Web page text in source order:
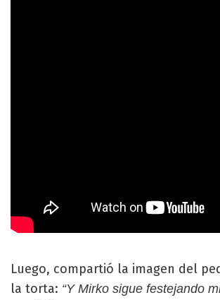
Luego, compartió la imagen del
la torta: “Y Mirko sigue festejando